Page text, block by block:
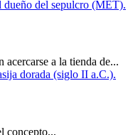
a la tienda de...
concepto...